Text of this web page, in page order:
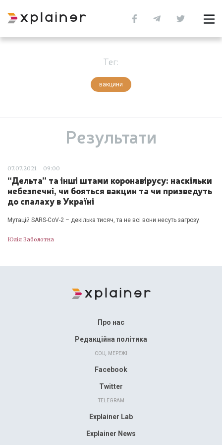
Тег:
вакцини
Результати
07.07.2021 09:00
“Дельта” та інші штами коронавірусу: наскільки
небезпечні, чи бояться вакцин та чи призведуть
до спалаху в Україні
Мутацій SARS-CoV-2 – декілька тисяч, та не всі вони несуть загрозу.
Юлія Заболотна
Про нас
Редакційна політика
СОЦ. МЕРЕЖІ
Facebook
Twitter
TELEGRAM
Explainer Lab
Explainer News